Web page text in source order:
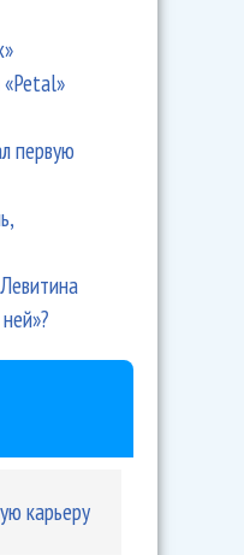
«Petal»
первую
карьеру